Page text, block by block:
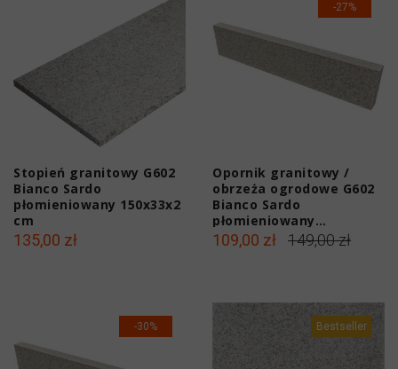
Stopień granitowy G602
Bianco Sardo
płomieniowany 150x33x2
cm
135,00 zł
-27%
Opornik granitowy /
obrzeża ogrodowe G602
Bianco Sardo
płomieniowany
100x12x25 cm
109,00 zł 149,00 zł
-30% Bestseller